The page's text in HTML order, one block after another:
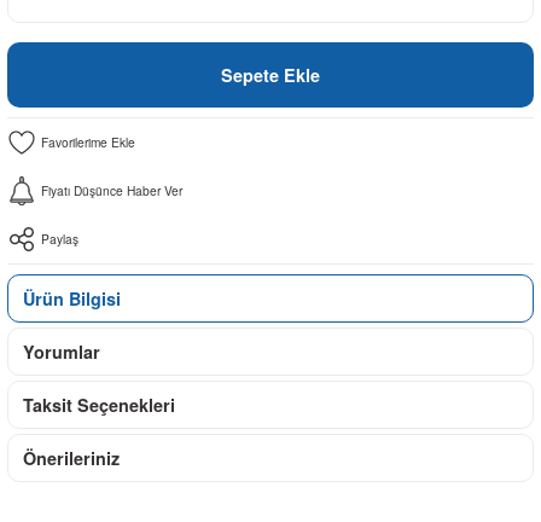
Sepete Ekle
Fiyatı Düşünce Haber Ver
Paylaş
Ürün Bilgisi
Yorumlar
Taksit Seçenekleri
Önerileriniz